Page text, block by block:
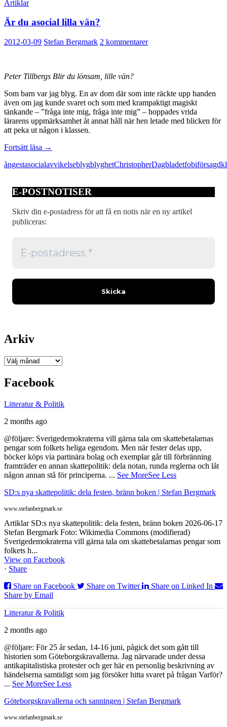
Artiklar
Är du asocial lilla vän?
2012-03-09 Stefan Bergmark 2 kommentarer
Peter Tillbergs Blir du lönsam, lille vän?
Som barn var jag blyg. En av dom där som inte räckte upp handen
även om jag kunde svaret och som med krampaktigt magiskt
tänkande – ”fråga inte mig, fråga inte mig” – hoppades vrida
lärarens uppmärksamhet åt annat håll när hen letade med blicken för
att peka ut någon i klassen.
Fortsätt läsa Är
asocial
→
ångestasocialavvikelseblygblyghetChristopherDagbladetfobiförsagd
E-POSTNOTISER
Skriv din e-postadress för att få en notis när en ny artikel
publiceras:
Arkiv
Arkiv
Facebook
Litteratur & Politik
2 months ago
@följare: Sverigedemokraterna vill gärna tala om skattebetalarnas
pengar som folkets heliga egendom. Men när fester delas upp,
böcker köps via partinära bolag och exemplar går till förbränning
framträder en annan skattepolitik: dela notan, runda reglerna och låt
någon annan stå för principerna. ... See MoreSee Less
SD:s nya skattepolitik: dela festen, bränn boken | Stefan Bergmark
www.stefanbergmark.se
Artiklar SD:s nya skattepolitik: dela festen, bränn boken 2026-06-17
Stefan Bergmark Foto: Wikimedia Commons (modifierad)
Sverigedemokraterna vill gärna tala om skattebetalarnas pengar som
folkets h...
View on Facebook
· Share
Share on Facebook
Share on Twitter
Share on Linked In
Share by Email
Litteratur & Politik
2 months ago
@följare: För 25 år sedan, 14-16 juni, pågick det som gått till
historien som Göteborgskravallerna. Jag närvarade under dessa
antikapitalistiska protester och ger här en personlig beskrivning av
händelserna samtidigt som jag försöker hitta svaret på frågan Varför?
... See MoreSee Less
Göteborgskravallerna och sanningen | Stefan Bergmark
www.stefanbergmark.se